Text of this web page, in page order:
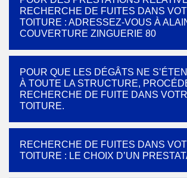
RECHERCHE DE FUITES DANS
TOITURE : ADRESSEZ-VOUS À
COUVERTURE ZINGUERIE 80
POUR QUE LES DÉGÂTS NE
À TOUTE LA STRUCTURE,
RECHERCHE DE FUITE DANS
TOITURE.
RECHERCHE DE FUITES DANS
TOITURE : LE CHOIX D’UN